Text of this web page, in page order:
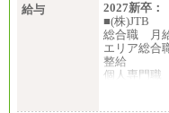
給与
2027新卒：
■(株)JTB
総合職 月
エリア総合
整給
個人専門